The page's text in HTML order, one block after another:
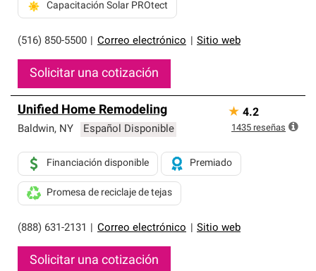
(516) 850-5500 Correo electrónico Sitio web
Capacitación Solar PROtect
Solicitar una cotización
Unified Home Remodeling
Baldwin, NY Español Disponible
(888) 631-2131 Correo electrónico Sitio web
Financiación disponible Premiado
Promesa de reciclaje de tejas
Solicitar una cotización
★ 4.2
1435 reseñas